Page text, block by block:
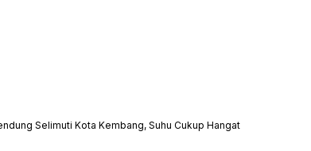
Selimuti Kota Kembang, Suhu Cukup Hangat